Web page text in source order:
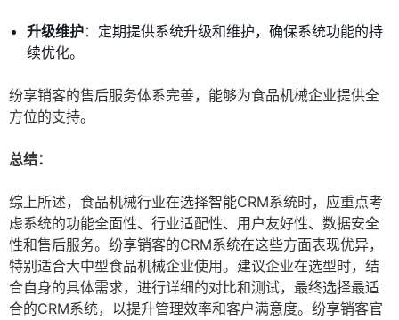
升级维护：定期提供系统升级和维护，确保系统功能的持
续优化。
纷享销客的售后服务体系完善，能够为食品机械企业提供全
方位的支持。
总结：
综上所述，食品机械行业在选择智能CRM系统时，应重点考
虑系统的功能全面性、行业适配性、用户友好性、数据安全
性和售后服务。纷享销客的CRM系统在这些方面表现优异，
特别适合大中型食品机械企业使用。建议企业在选型时，结
合自身的具体需求，进行详细的对比和测试，最终选择最适
合的CRM系统，以提升管理效率和客户满意度。纷享销客官